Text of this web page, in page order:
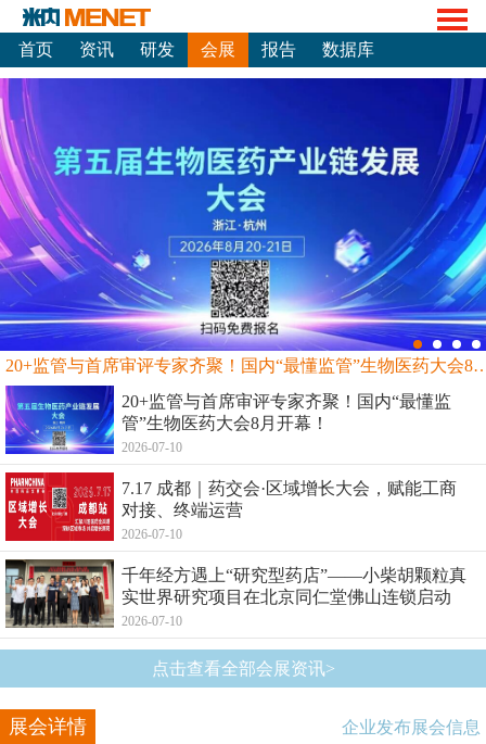
首页 资讯 研发 会展 报告 数据库
20+监管与首席审评专家齐聚！国内“最
20+监管与首席审评专家齐聚！国内“最懂监
管”生物医药大会8月开幕！
2026-07-10
7.17 成都｜药交会·区域增长大会，赋能工商
对接、终端运营
2026-07-10
千年经方遇上“研究型药店”——小柴胡颗粒真
实世界研究项目在北京同仁堂佛山连锁启动
2026-07-10
点击查看全部会展资讯>
展会详情 企业发布展会信息